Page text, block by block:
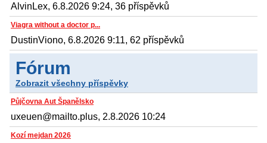
AlvinLex, 6.8.2026 9:24, 36 příspěvků
Viagra without a doctor p...
DustinViono, 6.8.2026 9:11, 62 příspěvků
Fórum
Zobrazit všechny příspěvky
Půjčovna Aut Španělsko
uxeuen@mailto.plus, 2.8.2026 10:24
Kozí mejdan 2026